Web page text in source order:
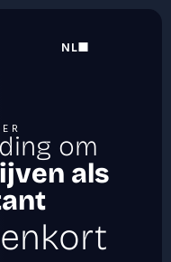
NLSelect Language
om
als